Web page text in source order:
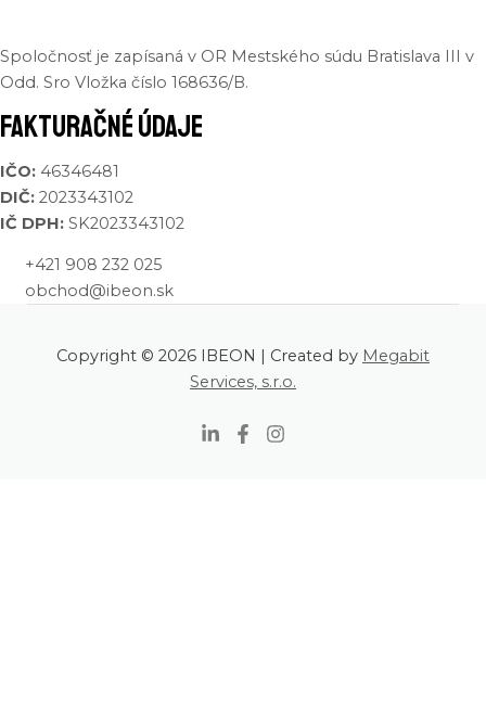
Spoločnosť je zapísaná v OR Mestského súdu Bratislava III v
Odd. Sro Vložka číslo 168636/B.
fakturačné údaje
IČO: 46346481
DIČ: 2023343102
IČ DPH: SK2023343102
+421 908 232 025
obchod@ibeon.sk
Copyright © 2026 IBEON | Created by Megabit
Services, s.r.o.